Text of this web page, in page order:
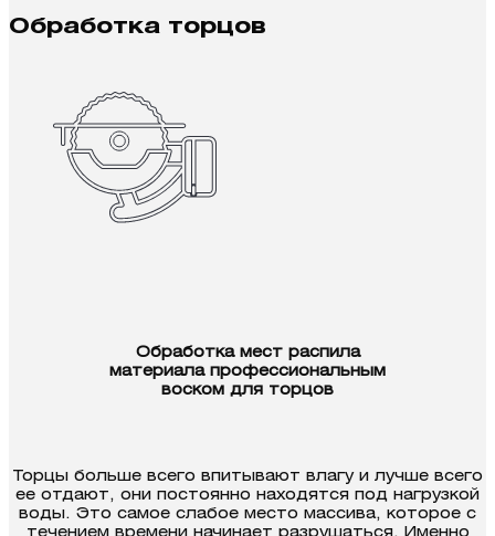
Обработка торцов
Обработка мест распила
материала профессиональным
воском для торцов
Торцы больше всего впитывают влагу и лучше всего
ее отдают, они постоянно находятся под нагрузкой
воды. Это самое слабое место массива, которое с